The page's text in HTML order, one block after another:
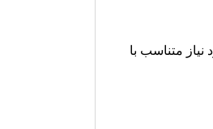
متناسب با